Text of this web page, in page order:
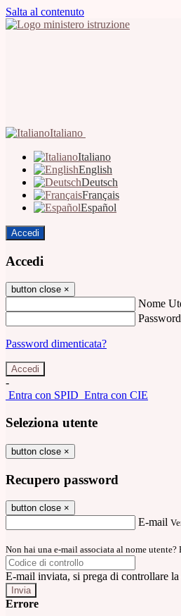
Salta al contenuto
Italiano
Italiano
English
Deutsch
Français
Español
Accedi
Accedi
button close ×
Nome
Password
Password dimenticata?
-
Entra con SPID Entra con CIE
Seleziona utente
button close ×
Recupero password
button close ×
E-mail
Non hai una e-mail associata al nome
E-mail inviata, si prega di controllare
Errore